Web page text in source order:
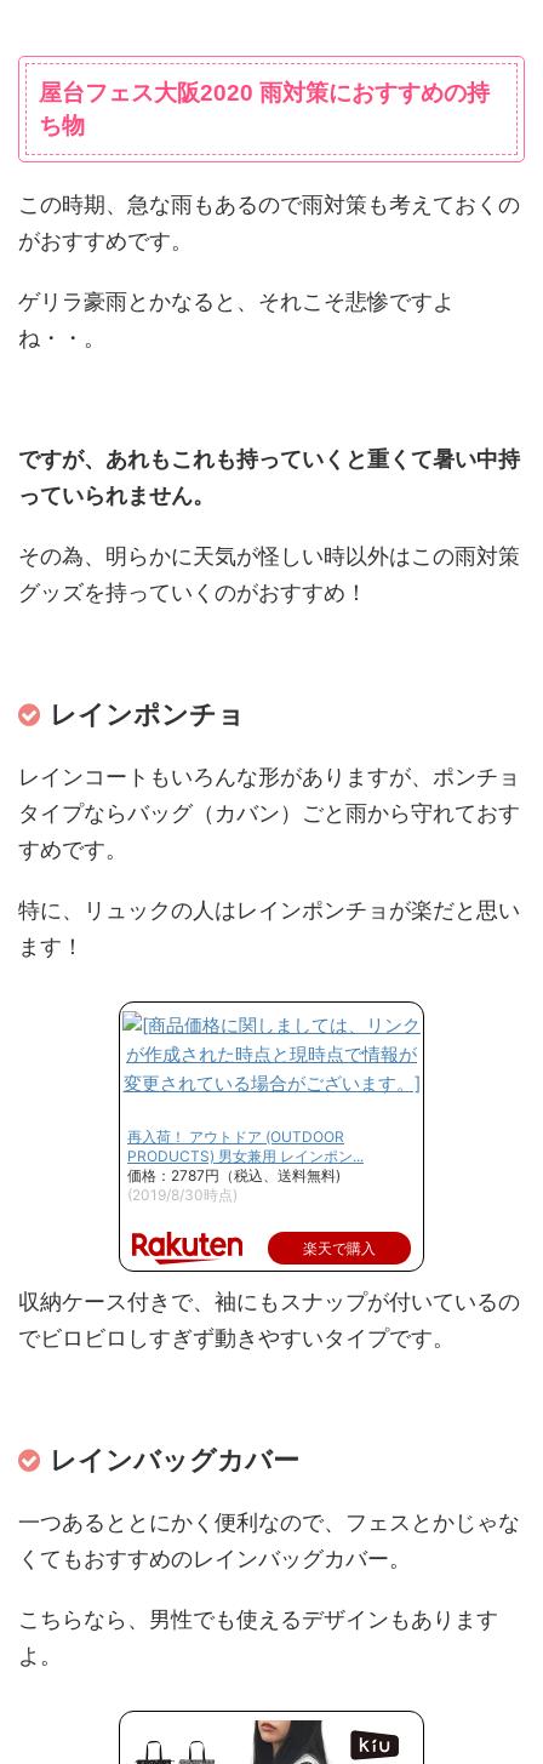
屋台フェス大阪2020 雨対策におすすめの持
ち物
この時期、急な雨もあるので雨対策も考えておくの
がおすすめです。
ゲリラ豪雨とかなると、それこそ悲惨ですよ
ね・・。
ですが、あれもこれも持っていくと重くて暑い中持
っていられません。
その為、明らかに天気が怪しい時以外はこの雨対策
グッズを持っていくのがおすすめ！
レインポンチョ
レインコートもいろんな形がありますが、ポンチョ
タイプならバッグ（カバン）ごと雨から守れておす
すめです。
特に、リュックの人はレインポンチョが楽だと思い
ます！
再入荷！ アウトドア (OUTDOOR
PRODUCTS) 男女兼用 レインポン...
価格：2787円（税込、送料無料)
(2019/8/30時点)
楽天で購入
収納ケース付きで、袖にもスナップが付いているの
でビロビロしすぎず動きやすいタイプです。
レインバッグカバー
一つあるととにかく便利なので、フェスとかじゃな
くてもおすすめのレインバッグカバー。
こちらなら、男性でも使えるデザインもあります
よ。